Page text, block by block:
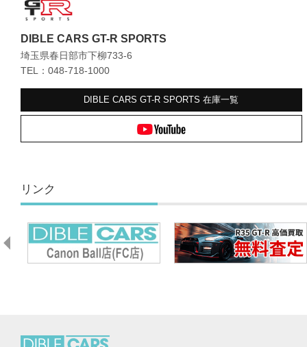
DIBLE CARS GT-R SPORTS
埼玉県春日部市下柳733-6
TEL：048-718-1000
DIBLE CARS GT-R SPORTS在庫一覧
リンク